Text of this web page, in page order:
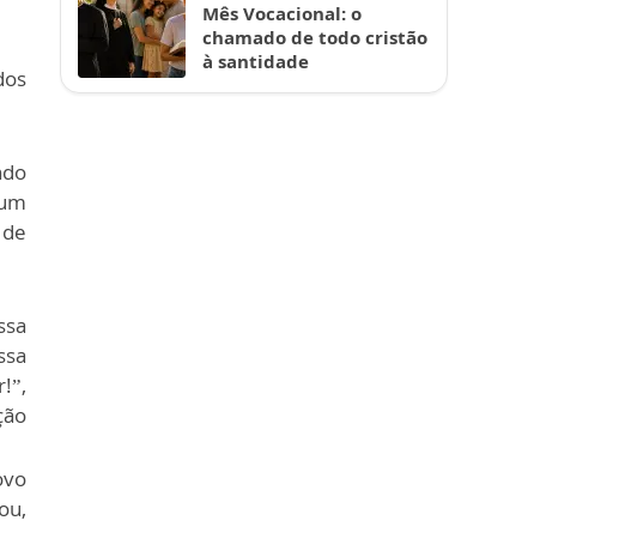
Mês Vocacional: o
chamado de todo cristão
à santidade